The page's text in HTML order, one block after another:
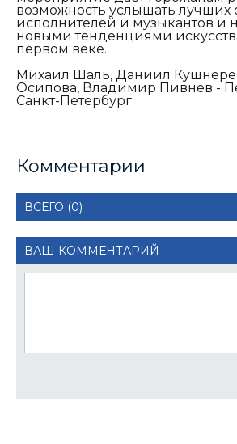
возможность услышать лучших
исполнителей и музыкантов и
новыми тенденциями
первом веке.
Михаил Шаль, Даниил
Осипова, Владимир Пивнев -
Санкт-Петербург.
Комментарии
ВСЕГО (0)
ВАШ КОММЕНТАРИЙ